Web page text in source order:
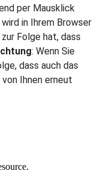
per Maus­klick
in Ihrem Browser
Folge hat, dass
: Wenn Sie
dass auch das
Ihnen erneut